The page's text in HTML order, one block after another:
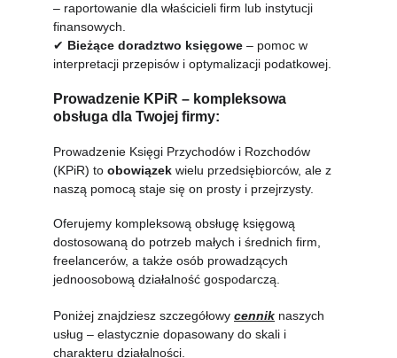
– raportowanie dla właścicieli firm lub instytucji
finansowych.
✔ Bieżące doradztwo księgowe – pomoc w
interpretacji przepisów i optymalizacji podatkowej.
Prowadzenie KPiR – kompleksowa
obsługa dla Twojej firmy:
Prowadzenie Księgi Przychodów i Rozchodów
(KPiR) to obowiązek wielu przedsiębiorców, ale z
naszą pomocą staje się on prosty i przejrzysty.
Oferujemy kompleksową obsługę księgową
dostosowaną do potrzeb małych i średnich firm,
freelancerów, a także osób prowadzących
jednoosobową działalność gospodarczą.
Poniżej znajdziesz szczegółowy cennik naszych
usług – elastycznie dopasowany do skali i
charakteru działalności.